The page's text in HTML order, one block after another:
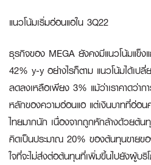
แนวโน้มเริ่มอ่อนแอใน 3Q22
ธุรกิจของ MEGA ยังคงมีแนวโน้มแข็งแ
42% y-y อย่างไรก็ตาม แนวโน้มได้เปลี่
ลดลงเหลือเพียง 3% แม้ว่าเราคาดว่าก
หลักของความอ่อนแอ แต่เงินบาทที่อ่อ
ไทยมากนัก เนื่องจากถูกหักล้างด้วย
คิดเป็นประมาณ 20% ของต้นทุนขายข
ใจที่จะไม่ส่งต่อต้นทุนที่เพิ่มขึ้นไปยังผู้บริ